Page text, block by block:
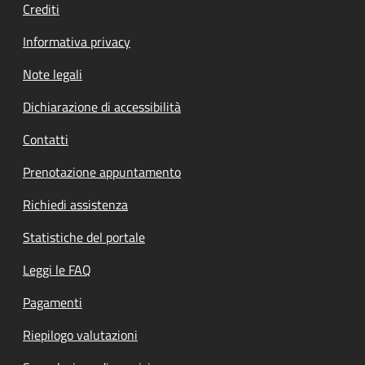
Crediti
Informativa privacy
Note legali
Dichiarazione di accessibilità
Contatti
Prenotazione appuntamento
Richiedi assistenza
Statistiche del portale
Leggi le FAQ
Pagamenti
Riepilogo valutazioni